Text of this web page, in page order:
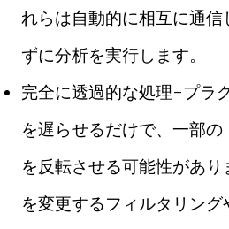
れらは自動的に相互に通
ずに分析を実行します。
完全に透過的な処理-プラ
を遅らせるだけで、一部
を反転させる可能性があ
を変更するフィルタリン